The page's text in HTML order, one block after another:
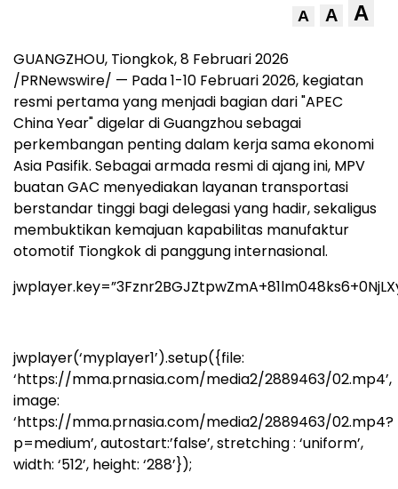
A A A
GUANGZHOU, Tiongkok, 8 Februari 2026
/PRNewswire/ — Pada 1-10 Februari 2026, kegiatan
resmi pertama yang menjadi bagian dari "APEC
China Year" digelar di Guangzhou sebagai
perkembangan penting dalam kerja sama ekonomi
Asia Pasifik. Sebagai armada resmi di ajang ini, MPV
buatan GAC menyediakan layanan transportasi
berstandar tinggi bagi delegasi yang hadir, sekaligus
membuktikan kemajuan kapabilitas manufaktur
otomotif Tiongkok di panggung internasional.
jwplayer(‘myplayer1’).setup({file:
‘https://mma.prnasia.com/media2/2889463/02.mp4’,
image:
‘https://mma.prnasia.com/media2/2889463/02.mp4?
p=medium’, autostart:’false’, stretching : ‘uniform’,
width: ‘512’, height: ‘288’});